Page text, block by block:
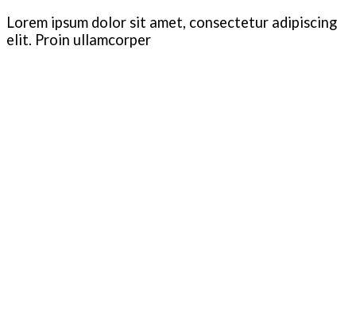
Lorem ipsum dolor sit amet, consectetur adipiscing
elit. Proin ullamcorper